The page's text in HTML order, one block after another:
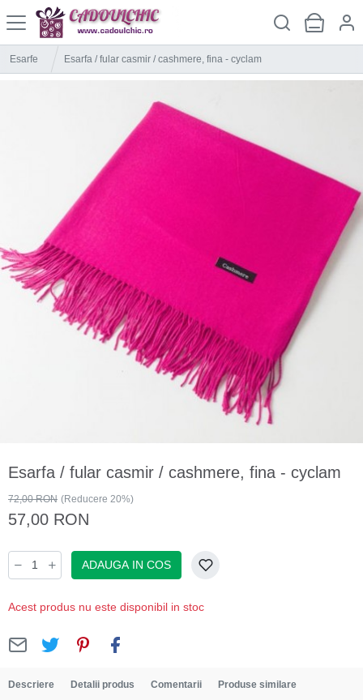
Esarfe Esarfa / fular casmir / cashmere, fina - cyclam
Esarfa / fular casmir / cashmere, fina - cyclam
72,00 RON (Reducere 20%)
57,00 RON
ADAUGA IN COS
Acest produs nu este disponibil in stoc
Descriere Detalii produs Comentarii Produse similare